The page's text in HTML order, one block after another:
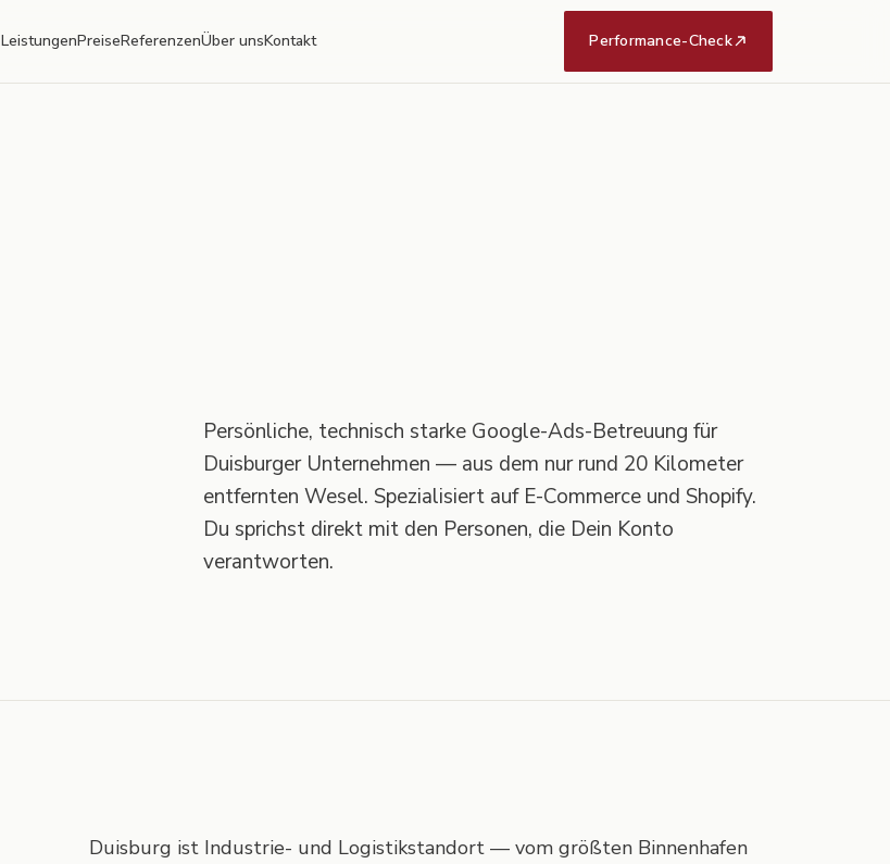
LeistungenPreiseReferenzenÜber unsKontakt Performance-Check
Persönliche, technisch starke Google-Ads-Betreuung für
Duisburger Unternehmen — aus dem nur rund 20 Kilometer
entfernten Wesel. Spezialisiert auf E-Commerce und Shopify.
Du sprichst direkt mit den Personen, die Dein Konto
verantworten.
Duisburg ist Industrie- und Logistikstandort — vom größten Binnenhafen